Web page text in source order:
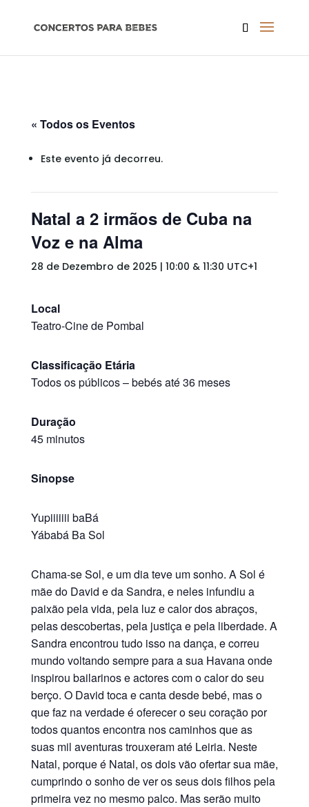
« Todos os Eventos
Este evento já decorreu.
Natal a 2 irmãos de Cuba na
Voz e na Alma
28 de Dezembro de 2025 | 10:00 & 11:30 UTC+1
Local
Teatro-Cine de Pombal
Classificação Etária
Todos os públicos–bebés até 36 meses
Duração
45 minutos
Sinopse
Yupiiiiiii baBá
Yábabá Ba Sol
Chama-se Sol, e um dia teve um sonho. A Sol é
mãe do David e da Sandra, e neles infundiu a
paixão pela vida, pela luz e calor dos abraços,
pelas descobertas, pela justiça e pela liberdade. A
Sandra encontrou tudo isso na dança, e correu
mundo voltando sempre para a sua Havana onde
inspirou bailarinos e actores com o calor do seu
berço. O David toca e canta desde bebé, mas o
que faz na verdade é oferecer o seu coração por
todos quantos encontra nos caminhos que as
suas mil aventuras trouxeram até Leiria. Neste
Natal, porque é Natal, os dois vão ofertar sua mãe,
cumprindo o sonho de ver os seus dois filhos pela
primeira vez no mesmo palco. Mas serão muito